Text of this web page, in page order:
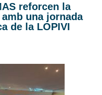
reforcen la
una jornada
de la LOPIVI